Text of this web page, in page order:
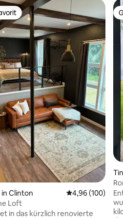
4,9 von 5, 146 Bewertungen
Clinton
4,96 (100)
Loft
in das kürzlich renovierte